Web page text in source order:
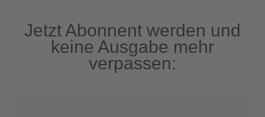
Jetzt Abonnent werden und
keine Ausgabe mehr
verpassen: